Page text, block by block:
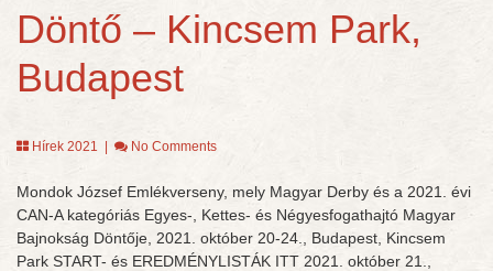
Döntő – Kincsem Park,
Budapest
Hírek 2021 No Comments
Mondok József Emlékverseny, mely Magyar Derby és a 2021. évi
CAN-A kategóriás Egyes-, Kettes- és Négyesfogathajtó Magyar
Bajnokság Döntője, 2021. október 20-24., Budapest, Kincsem
Park START- és EREDMÉNYLISTÁK ITT 2021. október 21.,